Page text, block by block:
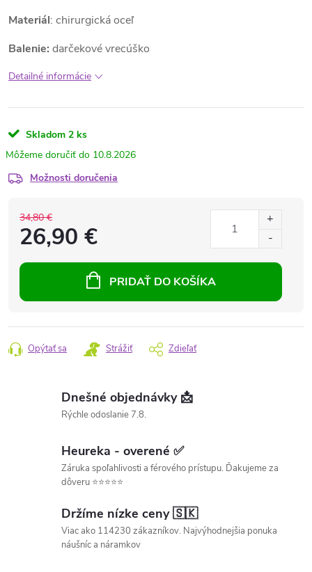
Materiál: chirurgická oceľ
Balenie: darčekové vrecúško
Detailné informácie
Skladom 2 ks
10.8.2026
Možnosti doručenia
34,80 €
26,90 €
PRIDAŤ DO KOŠÍKA
Opýtať sa Strážiť Zdieľať
Dnešné objednávky 📩
Rýchle odoslanie 7.8.
Heureka - overené ✅
Záruka spoľahlivosti a férového prístupu. Ďakujeme za
dôveru ⭐⭐⭐⭐⭐
Držíme nízke ceny 🇸🇰
Viac ako 114230 zákazníkov. Najvýhodnejšia ponuka
náušníc a náramkov